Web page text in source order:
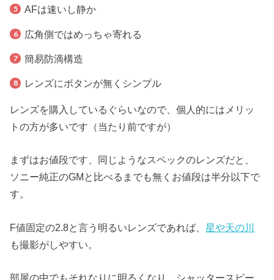
AFは速いし静か
広角側ではめっちゃ寄れる
簡易防滴構造
レンズにボタンが無くシンプル
レンズを購入しているぐらいなので、個人的にはメリッ
トの方が多いです（当たり前ですが）
まずはお値段です、同じようなスペックのレンズだと、
ソニー純正のGMと比べるまでも無くお値段は半分以下で
す。
F値固定の2.8と言う明るいレンズであれば、星や天の川
も撮影がしやすい。
部屋の中でもそれなりに明るくなり、シャッタースピー